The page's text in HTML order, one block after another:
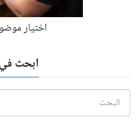
اختيار
ابحث في